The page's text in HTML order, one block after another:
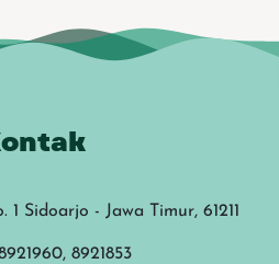
Sidoarjo - Jawa Timur, 61211
8921853